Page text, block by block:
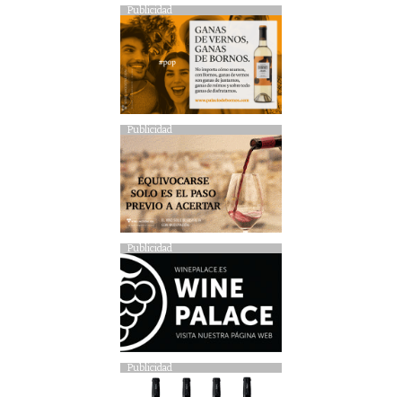
Publicidad
Publicidad
Publicidad
Publicidad